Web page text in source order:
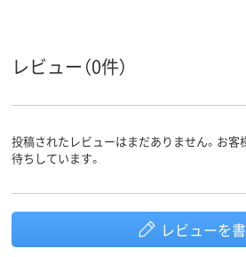
レビュー（0件）
投稿されたレビューはまだありません。お
待ちしています。
レビューを